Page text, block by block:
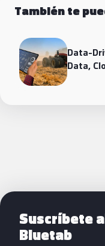
También te
Data-
Data,
Siguientes
Suscríbete
Bluetab